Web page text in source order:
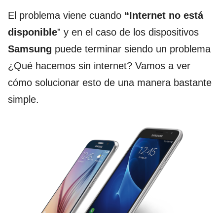
El problema viene cuando “Internet no está
disponible” y en el caso de los dispositivos
Samsung puede terminar siendo un problema
¿Qué hacemos sin internet? Vamos a ver
cómo solucionar esto de una manera bastante
simple.